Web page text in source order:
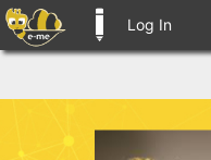
Log In